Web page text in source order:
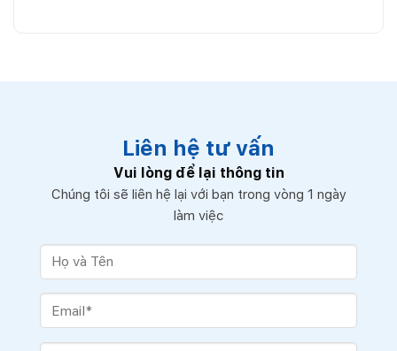
Liên hệ tư vấn
Vui lòng để lại thông tin
Chúng tôi sẽ liên hệ lại với bạn trong vòng 1 ngày
làm việc